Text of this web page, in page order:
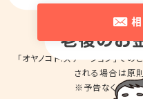
「オヤノコト.ステーション」での
される場合は原
※予告なくお休